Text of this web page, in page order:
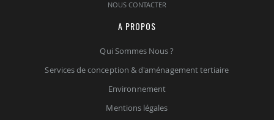
NOUS CONTACTER
A PROPOS
Qui Sommes Nous ?
Services de conception & d'aménagement tertiaire
Environnement
Mentions légales